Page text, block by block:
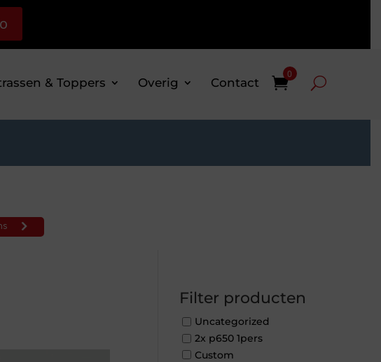
& Toppers Overig Contact
0
Filter producten
Uncategorized
2x p650 1pers
Custom